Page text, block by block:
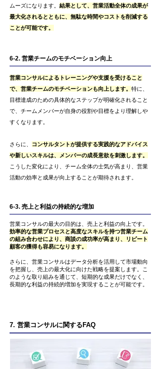
ムーズになります。 結果として、営業活動全体の成果が
最大化されるとともに、無駄な時間やコストを削減する
ことが可能です。
6-2. 営業チームのモチベーション向上
営業コンサルによるトレーニングや支援を受けること
で、営業チームのモチベーションも向上します。 特に、
目標達成のための具体的なステップが明確化されること
で、チームメンバーが自身の役割や目標をより理解しや
すくなります。
さらに、 コンサルタントが提供する実践的なアドバイス
や新しいスキルは、メンバーの成長意欲を刺激します。
こうした変化により、チーム全体の士気が高まり、営業
活動の効率と成果が向上することが期待されます。
6-3. 売上と利益の持続的な増加
営業コンサルの最大の目的は、売上と利益の向上です。
効率的な営業プロセスと高度なスキルを持つ営業チーム
の組み合わせにより、商談の成功率が高まり、リピート
顧客の獲得も容易になります。
さらに、営業コンサルはデータ分析を活用して市場動向
を把握し、売上の最大化に向けた戦略を提案します。こ
のような取り組みを通じて、短期的な成果だけでなく、
長期的な利益の持続的増加を実現することが可能です。
7. 営業コンサルに関するFAQ